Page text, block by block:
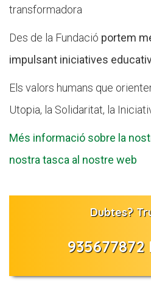
transformadora
Des de la Fundació portem
impulsant iniciatives
Els valors humans que
Utopia, la Solidaritat, la
Més informació sobre la
nostra tasca al nostre web
Dubtes?
935677872